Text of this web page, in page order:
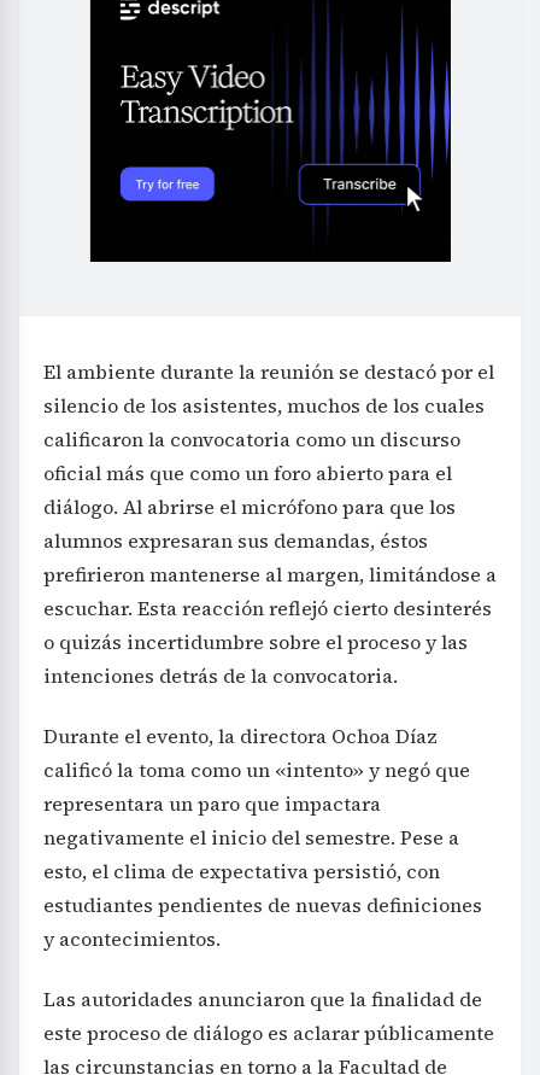
El ambiente durante la reunión se destacó por el
silencio de los asistentes, muchos de los cuales
calificaron la convocatoria como un discurso
oficial más que como un foro abierto para el
diálogo. Al abrirse el micrófono para que los
alumnos expresaran sus demandas, éstos
prefirieron mantenerse al margen, limitándose a
escuchar. Esta reacción reflejó cierto desinterés
o quizás incertidumbre sobre el proceso y las
intenciones detrás de la convocatoria.
Durante el evento, la directora Ochoa Díaz
calificó la toma como un «intento» y negó que
representara un paro que impactara
negativamente el inicio del semestre. Pese a
esto, el clima de expectativa persistió, con
estudiantes pendientes de nuevas definiciones
y acontecimientos.
Las autoridades anunciaron que la finalidad de
este proceso de diálogo es aclarar públicamente
las circunstancias en torno a la Facultad de